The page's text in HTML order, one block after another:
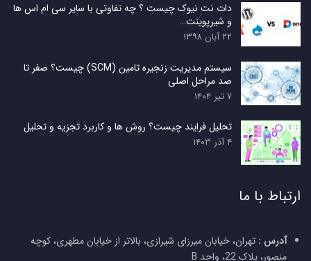
دات نت نیوک چیست ؟ چه تفاوتی با سایر سی ام اس ها
و شیرپوینت…
۲۲ آبان ۱۳۹۸
سیستم مدیریت زنجیره تامین (SCM) چیست؟ صفر تا
صد مراحل اصلی
۷ تیر ۱۴۰۴
تحلیل فرایند چیست؟ روش ها و کاربرد تجزیه و تحلیل
۴ آذر ۱۴۰۳
ارتباط با ما
آدرس : تهران، خیابان میرزای شیرازی، بالاتر از خیابان مطهری، کوچه
منصور، پلاک 22، واحد B